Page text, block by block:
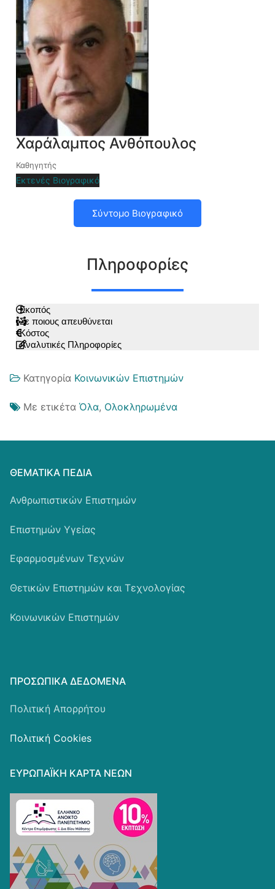
Χαράλαμπος Ανθόπουλος
Καθηγητής
Εκτενές Βιογραφικό
Σύντομο Βιογραφικό
Πληροφορίες
Σκοπός
Σε ποιους απευθύνεται
Κόστος
Αναλυτικές Πληροφορίες
Κατηγορία Κοινωνικών Επιστημών
Με ετικέτα Όλα, Ολοκληρωμένα
ΘΕΜΑΤΙΚΆ ΠΕΔΊΑ
Ανθρωπιστικών Επιστημών
Επιστημών Υγείας
Εφαρμοσμένων Τεχνών
Θετικών Επιστημών και Τεχνολογίας
Κοινωνικών Επιστημών
ΠΡΟΣΩΠΙΚΆ ΔΕΔΟΜΈΝΑ
Πολιτική Απορρήτου
Πολιτική Cookies
ΕΥΡΩΠΑΪΚΗ ΚΑΡΤΑ ΝΕΩΝ